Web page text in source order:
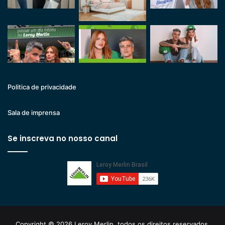
Politica de privacidade
Sala de imprensa
Se inscreva no nosso canal